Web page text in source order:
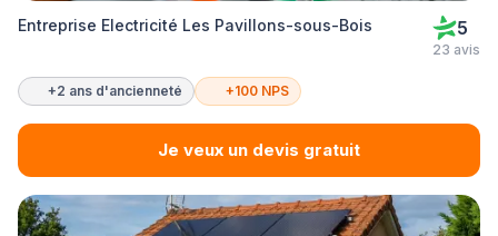
Entreprise Electricité Les Pavillons-sous-Bois 5
23 avis
+2 ans d'ancienneté +100 NPS
Je veux un devis gratuit